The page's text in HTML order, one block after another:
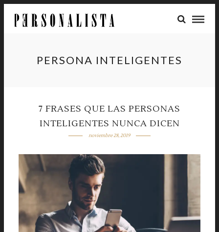
PERSONA INTELIGENTES
7 FRASES QUE LAS PERSONAS
INTELIGENTES NUNCA DICEN
noviembre 28, 2019